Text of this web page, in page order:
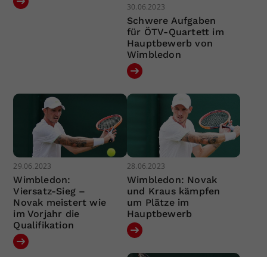
30.06.2023
Schwere Aufgaben
für ÖTV-Quartett im
Hauptbewerb von
Wimbledon
29.06.2023
Wimbledon:
Viersatz-Sieg –
Novak meistert wie
im Vorjahr die
Qualifikation
28.06.2023
Wimbledon: Novak
und Kraus kämpfen
um Plätze im
Hauptbewerb